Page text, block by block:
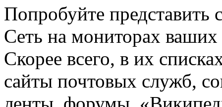
Попробуйте представить
Сеть на мониторах
Скорее всего, в их
сайты почтовых служб,